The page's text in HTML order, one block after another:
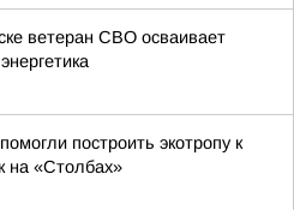
ветеран СВО осваивает
построить экотропу к
на «Столбах»